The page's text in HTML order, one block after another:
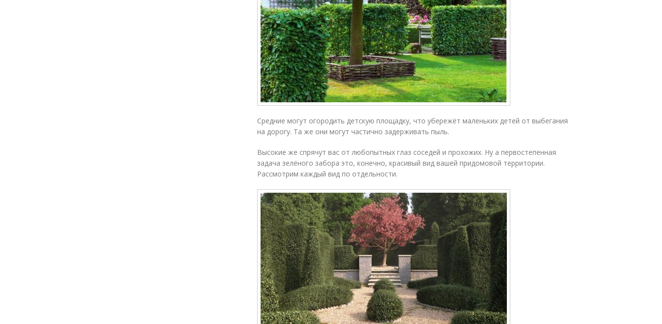
Средние могут огородить детскую площадку, что убережёт маленьких детей от выбегания
на дорогу. Та же они могут частично задерживать пыль.
Высокие же спрячут вас от любопытных глаз соседей и прохожих. Ну а первостепенная
задача зелёного забора это, конечно, красивый вид вашей придомовой территории.
Рассмотрим каждый вид по отдельности.